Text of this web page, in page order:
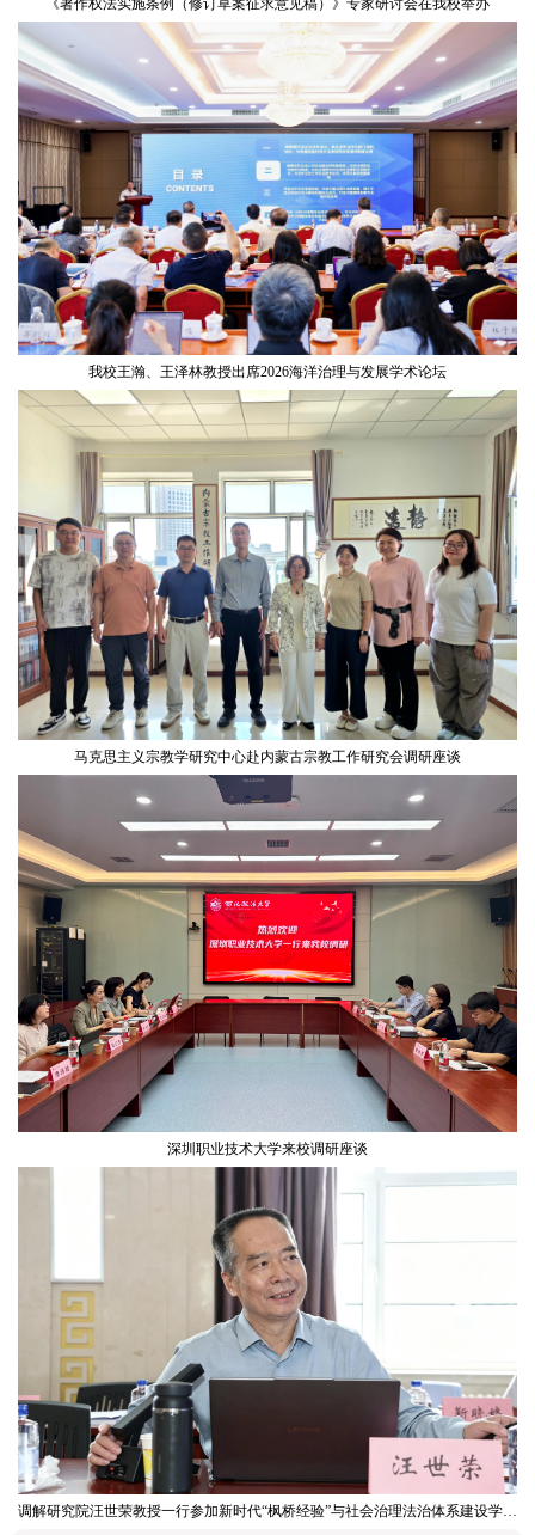
《著作权法实施条例（修订草案征求意见稿）》专家研讨会在我校举办
我校王瀚、王泽林教授出席2026海洋治理与发展学术论坛
马克思主义宗教学研究中心赴内蒙古宗教工作研究会调研座谈
深圳职业技术大学来校调研座谈
调解研究院汪世荣教授一行参加新时代“枫桥经验”与社会治理法治体系建设学术研讨会